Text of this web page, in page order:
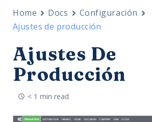
Home Docs
Configuración
Ajustes de producción
Ajustes De
Producción
< 1 min read